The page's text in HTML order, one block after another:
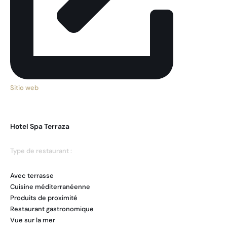
Sitio web
Hotel Spa Terraza
Type de restaurant :
Avec terrasse
Cuisine méditerranéenne
Produits de proximité
Restaurant gastronomique
Vue sur la mer